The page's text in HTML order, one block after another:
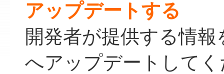
アップデートする
開発者が提供する情
へアップデートして